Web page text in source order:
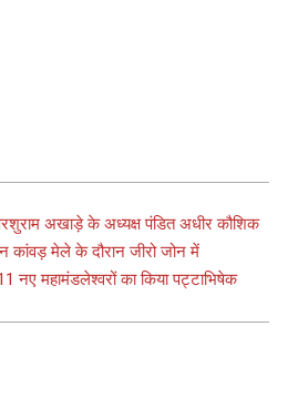
अखाड़े के अध्यक्ष पंडित अधीर कौशिक
कांवड़ मेले के दौरान जीरो जोन में
महामंडलेश्वरों का किया पट्टाभिषेक